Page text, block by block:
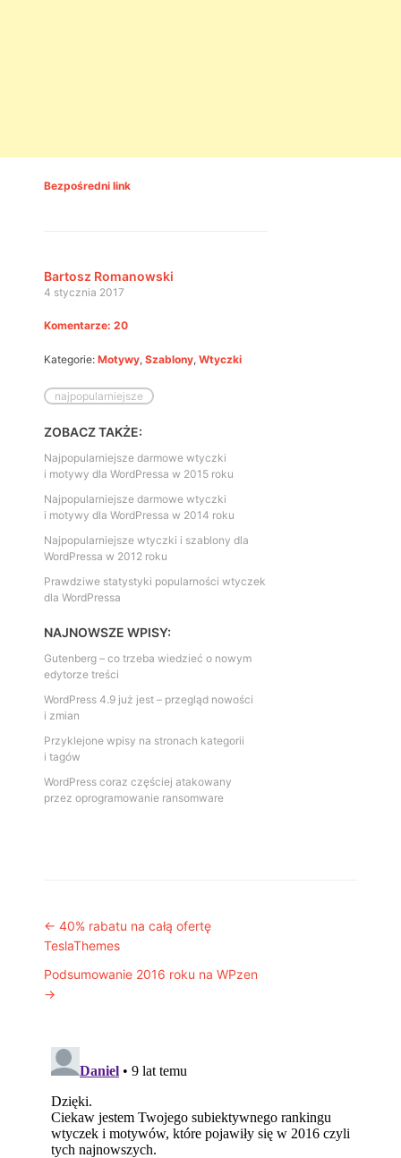
Bezpośredni link
Bartosz Romanowski
4 stycznia 2017
Komentarze: 20
Kategorie: Motywy, Szablony, Wtyczki
najpopularniejsze
ZOBACZ TAKŻE:
Najpopularniejsze darmowe wtyczki
i motywy dla WordPressa w 2015 roku
Najpopularniejsze darmowe wtyczki
i motywy dla WordPressa w 2014 roku
Najpopularniejsze wtyczki i szablony dla
WordPressa w 2012 roku
Prawdziwe statystyki popularności wtyczek
dla WordPressa
NAJNOWSZE WPISY:
Gutenberg – co trzeba wiedzieć o nowym
edytorze treści
WordPress 4.9 już jest – przegląd nowości
i zmian
Przyklejone wpisy na stronach kategorii
i tagów
WordPress coraz częściej atakowany
przez oprogramowanie ransomware
Post navigation
← 40% rabatu na całą ofertę
TeslaThemes
Podsumowanie 2016 roku na WPzen
→